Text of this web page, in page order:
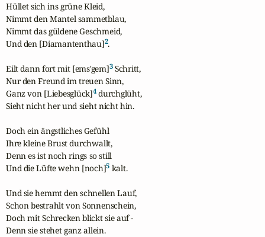
Hüllet sich ins grüne Kleid,
Nimmt den Mantel sammetblau,
Nimmt das güldene Geschmeid,
Und den [Diamantenthau]2.
Eilt dann fort mit [ems'gem]3 Schritt,
Nur den Freund im treuen Sinn,
Ganz von [Liebesglück]4 durchglüht,
Sieht nicht her und sieht nicht hin.
Doch ein ängstliches Gefühl
Ihre kleine Brust durchwallt,
Denn es ist noch rings so still
Und die Lüfte wehn [noch]5 kalt.
Und sie hemmt den schnellen Lauf,
Schon bestrahlt von Sonnenschein,
Doch mit Schrecken blickt sie auf -
Denn sie stehet ganz allein.